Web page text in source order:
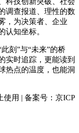
调查报道、理性的数
，为决策者、企业
认知坐标。
刻”与“未来”的桥
实时追踪，更能读到
热点的温度，也能洞
使用 | 备案号：京ICP